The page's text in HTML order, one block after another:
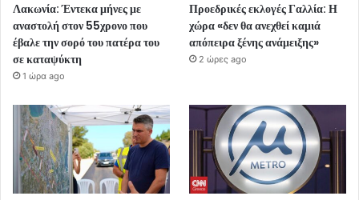
Λακωνία: Έντεκα μήνες με
αναστολή στον 55χρονο που
έβαλε την σορό του πατέρα του
σε καταψύκτη
1 ώρα ago
Προεδρικές εκλογές Γαλλία: Η
χώρα «δεν θα ανεχθεί καμιά
απόπειρα ξένης ανάμειξης»
2 ώρες ago